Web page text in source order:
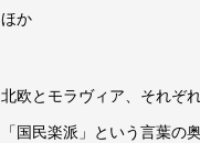
ほか
北欧とモラヴィア、それぞ
「国民楽派」という言葉